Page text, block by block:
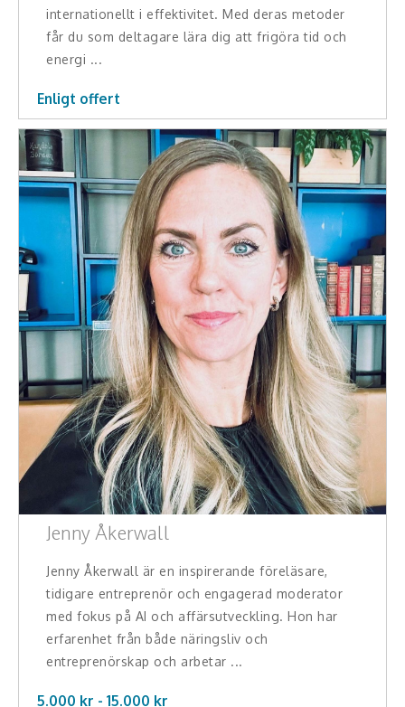
internationellt i effektivitet. Med deras metoder
får du som deltagare lära dig att frigöra tid och
energi ...
Enligt offert
Jenny Åkerwall
Jenny Åkerwall är en inspirerande föreläsare,
tidigare entreprenör och engagerad moderator
med fokus på AI och affärsutveckling. Hon har
erfarenhet från både näringsliv och
entreprenörskap och arbetar ...
5.000 kr - 15.000 kr